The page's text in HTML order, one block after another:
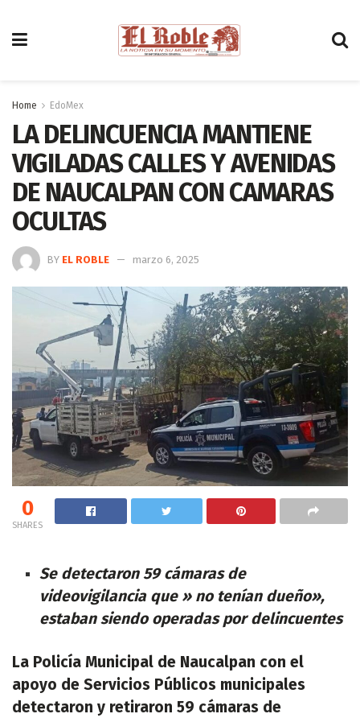
Home EdoMex
LA DELINCUENCIA MANTIENE
VIGILADAS CALLES Y AVENIDAS
DE NAUCALPAN CON CAMARAS
OCULTAS
BY EL ROBLE marzo 6, 2025
0
SHARES
Se detectaron 59 cámaras de
videovigilancia que » no tenían dueño»,
estaban siendo operadas por delincuentes
La Policía Municipal de Naucalpan con el
apoyo de Servicios Públicos municipales
detectaron y retiraron 59 cámaras de